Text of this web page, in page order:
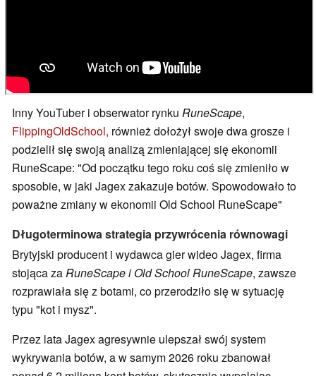
Inny YouTuber i obserwator rynku RuneScape,
FlippingOldSchool, również dołożył swoje dwa grosze i
podzielił się swoją analizą zmieniającej się ekonomii
RuneScape: "Od początku tego roku coś się zmieniło w
sposobie, w jaki Jagex zakazuje botów. Spowodowało to
poważne zmiany w ekonomii Old School RuneScape"
Długoterminowa strategia przywrócenia równowagi
Brytyjski producent i wydawca gier wideo Jagex, firma
stojąca zaRuneScape i Old School RuneScape, zawsze
rozprawiała się z botami, co przerodziło się w sytuację
typu "kot i mysz".
Przez lata Jagex agresywnie ulepszał swój system
wykrywania botów, a w samym 2026 roku zbanował